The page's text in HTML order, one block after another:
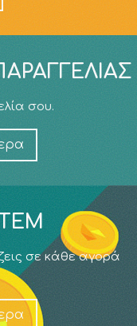
σου.
σε κάθε αγορά